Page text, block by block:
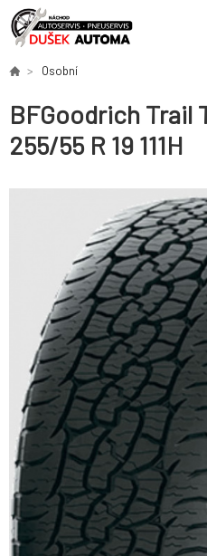
Osobní
BFGoodrich Trail
255/55 R 19 111H